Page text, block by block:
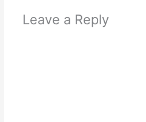
Leave a Reply